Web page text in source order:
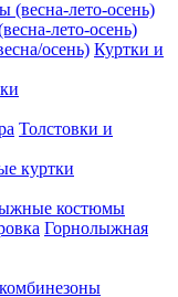
лето-осень)
Куртки и
Толстовки и
куртки
костюмы
Горнолыжная